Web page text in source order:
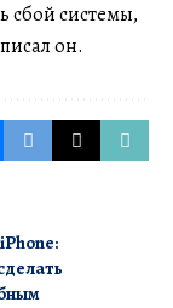
сбой системы,
он.